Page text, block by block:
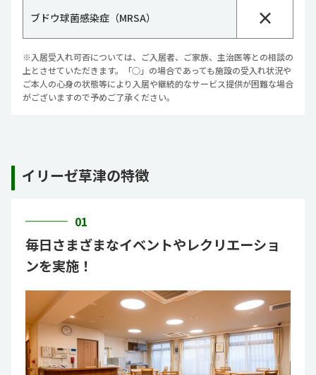
ブドウ球菌感染症（MRSA） ×
※入居受入れ可否については、ご入居者、ご家族、主治医等との相談の
上とさせていただきます。「○」の場合であっても施設の受入れ状況や
ご本人の心身の状態等により入居や継続的なサービス提供が困難な場合
がございますので予めご了承ください。
イリーゼ草津の特徴
01
毎日さまざまなイベントやレクリエーショ
ンを実施！